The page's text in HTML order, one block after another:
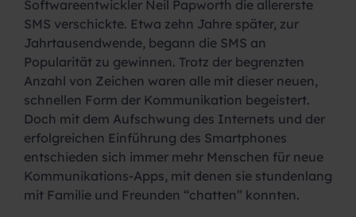
Softwareentwickler Neil Papworth die allererste
SMS verschickte. Etwa zehn Jahre später, zur
Jahrtausendwende, begann die SMS an
Popularität zu gewinnen. Trotz der begrenzten
Anzahl von Zeichen waren alle mit dieser neuen,
schnellen Form der Kommunikation begeistert.
Doch mit dem Aufschwung des Internets und der
erfolgreichen Einführung des Smartphones
entschieden sich immer mehr Menschen für neue
Kommunikations-Apps, mit denen sie stundenlang
mit Familie und Freunden “chatten” konnten.